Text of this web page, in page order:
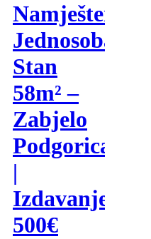
Namješten
Jednosoban
Stan
58m² –
Zabjelo
Podgorica
|
Izdavanje
500€